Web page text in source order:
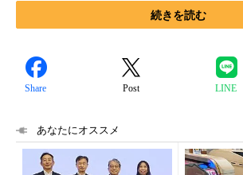
続きを読む
Share Post LINE
あなたにオススメ